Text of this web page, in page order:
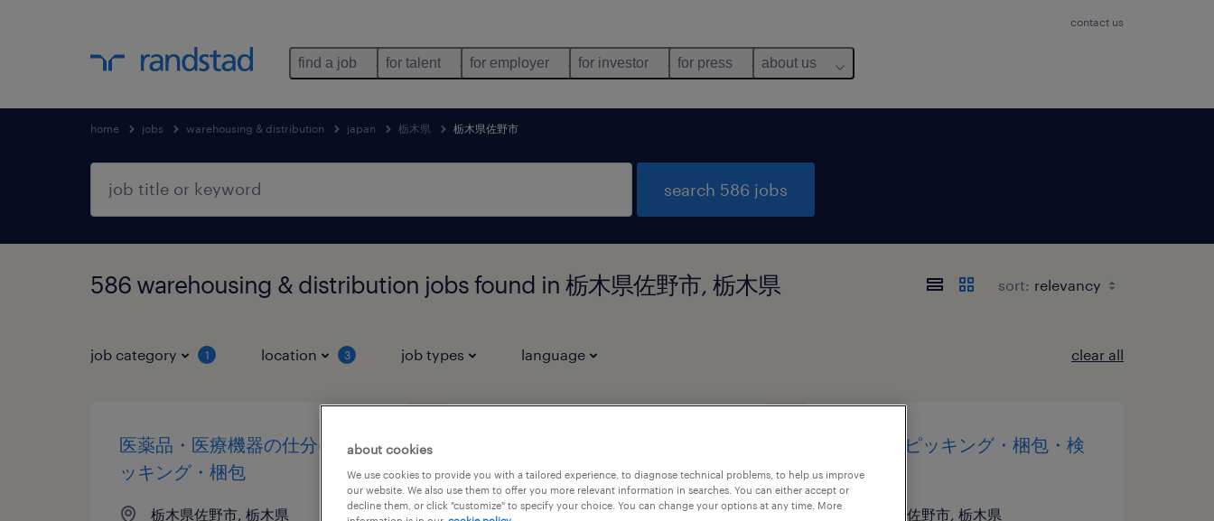
contact us
find a job for talent for employer for investor for press about us
home jobs warehousing & distribution japan 栃木県 栃木県佐野市
search 586 jobs
586 warehousing & distribution jobs found in 栃木県佐野市, 栃木県 sort:
job category 1 location 3 job types language clear all
医薬品・医療機器の仕分け・ピ
ッキング・梱包
栃木県佐野市, 栃木県
ッキング・梱包、検品
栃木県佐野市, 栃木県
仕分け・ピッキング・梱包・検
品
栃木県佐野市, 栃木県
about cookies
We use cookies to provide you with a tailored experience, to diagnose technical problems, to help us improve
our website. We also use them to offer you more relevant information in searches. You can either accept or
decline them, or click "customize" to specify your choice. You can change your options at any time. More